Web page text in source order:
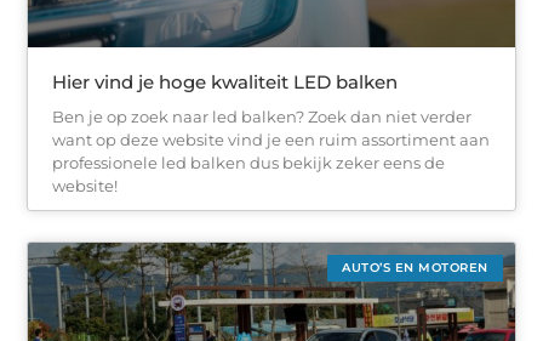
Hier vind je hoge kwaliteit LED balken
Ben je op zoek naar led balken? Zoek dan niet verder
want op deze website vind je een ruim assortiment aan
professionele led balken dus bekijk zeker eens de
website!
AUTO’S EN MOTOREN